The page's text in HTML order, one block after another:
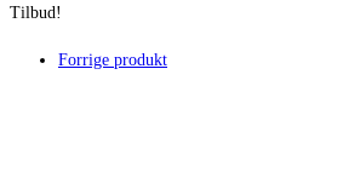
Tilbud!
Forrige produkt